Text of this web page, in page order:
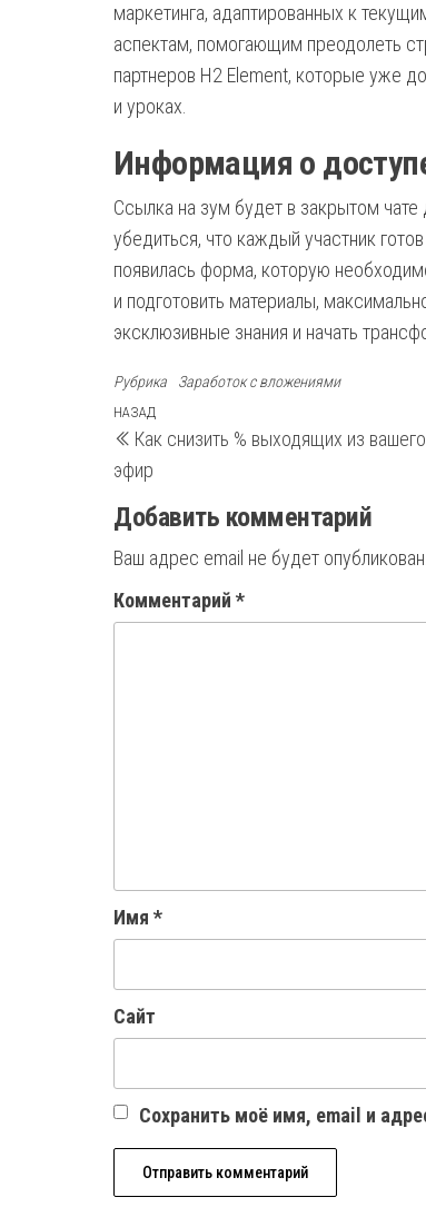
маркетинга, адаптированных к
аспектам, помогающим преодолеть
партнеров H2 Element, которые уже
и уроках.
Информация о
Ссылка на зум будет в закрытом
убедиться, что каждый участник
появилась форма, которую
и подготовить материалы,
эксклюзивные знания и начать
Рубрика Заработок с вложениями
Навигация
по
записям
Предыдущая
запись
НАЗАД
Как снизить % выходящих из
эфир
Добавить комментарий
Ваш адрес email не будет опубликован.
Комментарий *
Имя *
Сайт
Сохранить моё имя, email и